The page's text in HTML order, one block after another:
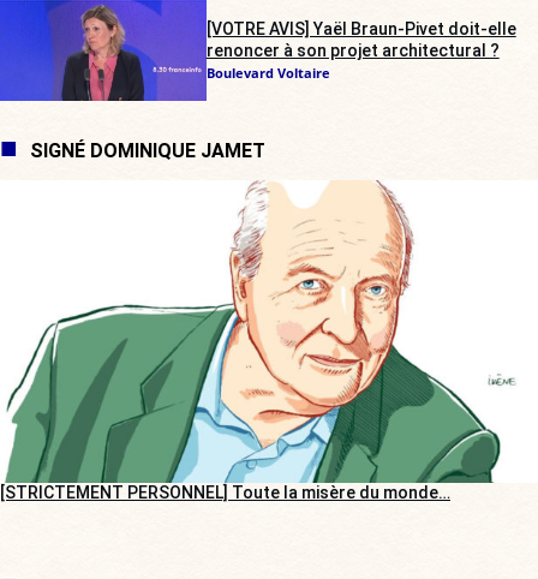
[VOTRE AVIS] Yaël Braun-Pivet doit-elle
renoncer à son projet architectural ?
Boulevard Voltaire
SIGNÉ DOMINIQUE JAMET
[STRICTEMENT PERSONNEL] Toute la misère du monde…